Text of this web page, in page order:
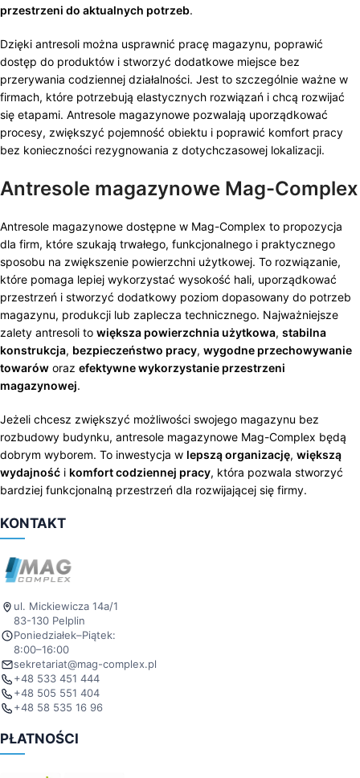
przestrzeni do aktualnych potrzeb.
Dzięki antresoli można usprawnić pracę magazynu, poprawić
dostęp do produktów i stworzyć dodatkowe miejsce bez
przerywania codziennej działalności. Jest to szczególnie ważne w
firmach, które potrzebują elastycznych rozwiązań i chcą rozwijać
się etapami. Antresole magazynowe pozwalają uporządkować
procesy, zwiększyć pojemność obiektu i poprawić komfort pracy
bez konieczności rezygnowania z dotychczasowej lokalizacji.
Antresole magazynowe Mag-Complex
Antresole magazynowe dostępne w Mag-Complex to propozycja
dla firm, które szukają trwałego, funkcjonalnego i praktycznego
sposobu na zwiększenie powierzchni użytkowej. To rozwiązanie,
które pomaga lepiej wykorzystać wysokość hali, uporządkować
przestrzeń i stworzyć dodatkowy poziom dopasowany do potrzeb
magazynu, produkcji lub zaplecza technicznego. Najważniejsze
zalety antresoli to większa powierzchnia użytkowa, stabilna
konstrukcja, bezpieczeństwo pracy, wygodne przechowywanie
towarów oraz efektywne wykorzystanie przestrzeni
magazynowej.
Jeżeli chcesz zwiększyć możliwości swojego magazynu bez
rozbudowy budynku, antresole magazynowe Mag-Complex będą
dobrym wyborem. To inwestycja w lepszą organizację, większą
wydajność i komfort codziennej pracy, która pozwala stworzyć
bardziej funkcjonalną przestrzeń dla rozwijającej się firmy.
KONTAKT
ul. Mickiewicza 14a/1
83-130 Pelplin
Poniedziałek–Piątek:
8:00–16:00
sekretariat@mag-complex.pl
+48 533 451 444
+48 505 551 404
+48 58 535 16 96
PŁATNOŚCI